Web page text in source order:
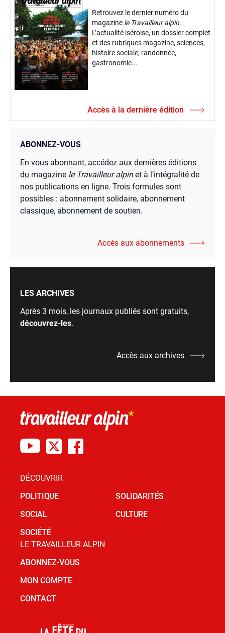
Retrouvez le dernier numéro du
magazine le Travailleur alpin.
L’actualité iséroise, un dossier complet
et des rubriques magazine, sciences,
histoire sociale, randonnée,
gastronomie...
Accès à la dernière édition
ABONNEZ-VOUS
En vous abonnant, accédez aux dernières éditions
du magazine le Travailleur alpinet à l’intégralité de
nos publications en ligne. Trois formules sont
possibles : abonnement solidaire, abonnement
classique, abonnement de soutien.
Accès aux abonnements
LES ARCHIVES
Après 3 mois, les journaux publiés sont gratuits,
découvrez-les.
Accès aux archives
DÉCOUVRIR
POLITIQUE
SOCIAL
SOCIÉTÉ
SOLIDARITÉS
CULTURE
LE TRAVAILLEUR ALPIN
ABONNEZ-VOUS
MON COMPTE
CONTACT